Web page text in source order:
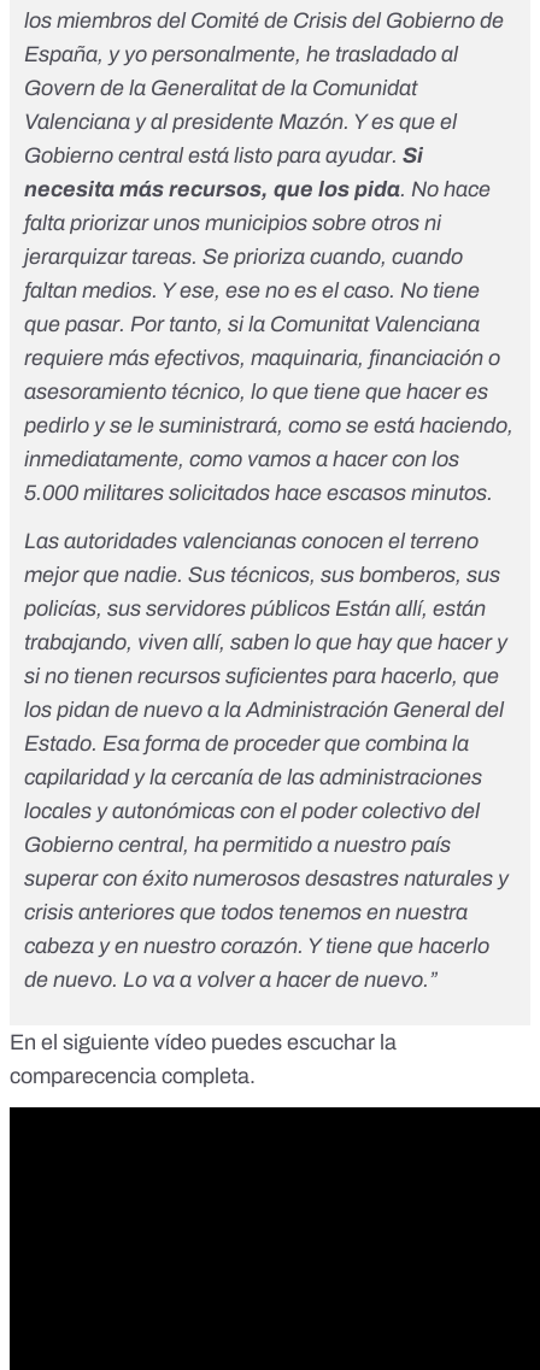
los miembros del Comité de Crisis del Gobierno de
España, y yo personalmente, he trasladado al
Govern de la Generalitat de la Comunidat
Valenciana y al presidente Mazón. Y es que el
Gobierno central está listo para ayudar. Si
necesita más recursos, que los pida. No hace
falta priorizar unos municipios sobre otros ni
jerarquizar tareas. Se prioriza cuando, cuando
faltan medios. Y ese, ese no es el caso. No tiene
que pasar. Por tanto, si la Comunitat Valenciana
requiere más efectivos, maquinaria, financiación o
asesoramiento técnico, lo que tiene que hacer es
pedirlo y se le suministrará, como se está haciendo,
inmediatamente, como vamos a hacer con los
5.000 militares solicitados hace escasos minutos.
Las autoridades valencianas conocen el terreno
mejor que nadie. Sus técnicos, sus bomberos, sus
policías, sus servidores públicos Están allí, están
trabajando, viven allí, saben lo que hay que hacer y
si no tienen recursos suficientes para hacerlo, que
los pidan de nuevo a la Administración General del
Estado. Esa forma de proceder que combina la
capilaridad y la cercanía de las administraciones
locales y autonómicas con el poder colectivo del
Gobierno central, ha permitido a nuestro país
superar con éxito numerosos desastres naturales y
crisis anteriores que todos tenemos en nuestra
cabeza y en nuestro corazón. Y tiene que hacerlo
de nuevo. Lo va a volver a hacer de nuevo.”
En el siguiente vídeo puedes escuchar la
comparecencia completa.